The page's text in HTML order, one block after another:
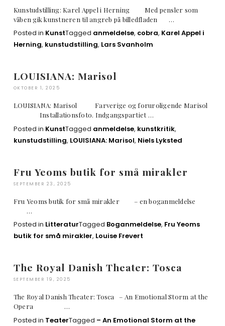
Kunstudstilling: Karel Appel i Herning Med pensler som
våben gik kunstneren til angreb på billedfladen …
Posted in KunstTagged anmeldelse, cobra, Karel Appel i
Herning, kunstudstilling, Lars Svanholm
LOUISIANA: Marisol
OKTOBER 1, 2025
LOUISIANA: Marisol Farverige og foruroligende Marisol
Installationsfoto. Indgangspartiet …
Posted in KunstTagged anmeldelse, kunstkritik,
kunstudstilling, LOUISIANA: Marisol, Niels Lyksted
Fru Yeoms butik for små mirakler
SEPTEMBER 23, 2025
Fru Yeoms butik for små mirakler – en boganmeldelse
…
Posted in LitteraturTagged Boganmeldelse, Fru Yeoms
butik for små mirakler, Louise Frevert
The Royal Danish Theater: Tosca
SEPTEMBER 19, 2025
The Royal Danish Theater: Tosca – An Emotional Storm at the
Opera …
Posted in TeaterTagged – An Emotional Storm at the